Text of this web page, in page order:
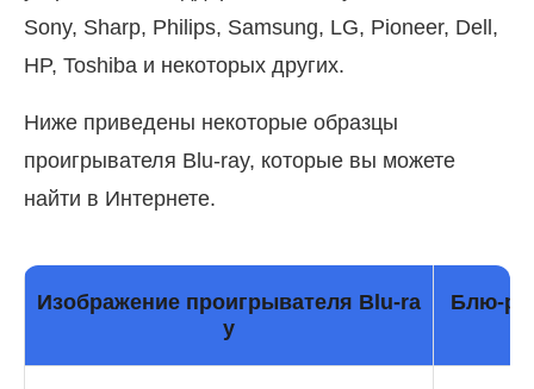
Sony, Sharp, Philips, Samsung, LG, Pioneer, Dell,
HP, Toshiba и некоторых других.
Ниже приведены некоторые образцы
проигрывателя Blu-ray, которые вы можете
найти в Интернете.
Изображение проигрывателя Blu-ra
y
Блю-